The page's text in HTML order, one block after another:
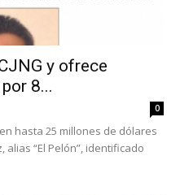
y ofrece
8...
0
hasta 25 millones de dólares
alias “El Pelón”, identificado